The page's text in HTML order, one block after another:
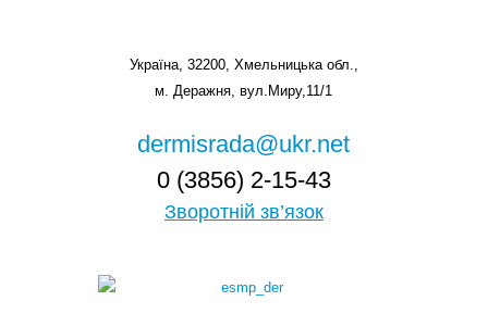
Україна, 32200, Хмельницька обл.,
м. Деражня, вул.Миру,11/1
dermisrada@ukr.net
0 (3856) 2-15-43
Зворотній зв’язок